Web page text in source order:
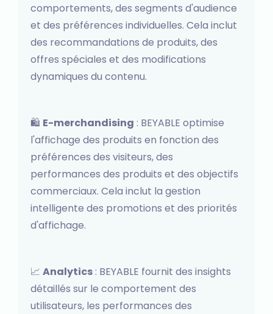
comportements, des segments d'audience
et des préférences individuelles. Cela inclut
des recommandations de produits, des
offres spéciales et des modifications
dynamiques du contenu.
🛍️ E-merchandising : BEYABLE optimise
l'affichage des produits en fonction des
préférences des visiteurs, des
performances des produits et des objectifs
commerciaux. Cela inclut la gestion
intelligente des promotions et des priorités
d'affichage.
📈 Analytics : BEYABLE fournit des insights
détaillés sur le comportement des
utilisateurs, les performances des